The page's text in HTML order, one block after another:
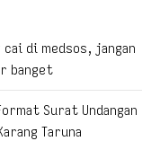
di medsos, jangan
banget
Surat Undangan
Taruna